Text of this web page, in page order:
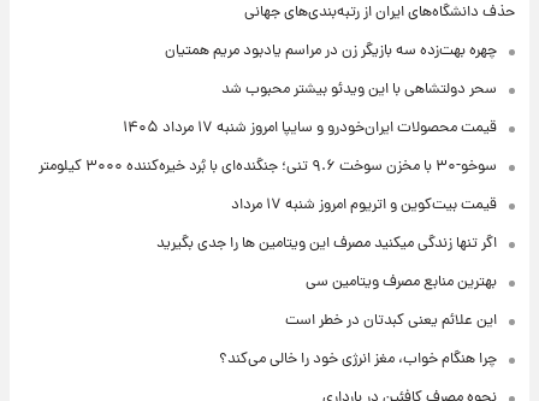
حذف دانشگاه‌های ایران از رتبه‌بندی‌های جهانی
چهره بهت‌زده سه بازیگر زن در مراسم یادبود مریم همتیان
سحر دولتشاهی با این ویدئو بیشتر محبوب شد
قیمت محصولات ایران‌خودرو و سایپا امروز شنبه ۱۷ مرداد ۱۴۰۵
سوخو-۳۰ با مخزن سوخت ۹.۶ تنی؛ جنگنده‌ای با بُرد خیره‌کننده ۳۰۰۰ کیلومتر
قیمت بیت‌کوین و اتریوم امروز شنبه ۱۷ مرداد
اگر تنها زندگی میکنید مصرف این ویتامین ها را جدی بگیرید
بهترین منابع مصرف ویتامین سی
این علائم یعنی کبدتان در خطر است
چرا هنگام خواب، مغز انرژی خود را خالی می‌کند؟